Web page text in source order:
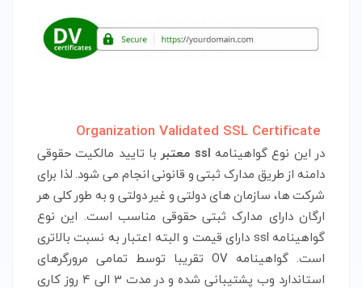
Organization Validated SSL Certificate
در این نوع گواهینامهssl معتبر
با تایید مالکیت حقوقی
دامنه از طریق مدارک ثبتی و قانونی انجام می شود. لذا برای
شرکت ها، سازمان های دولتی و غیر دولتی و به طور کلی هر
ارگان دارای مدارک ثبتی حقوقی مناسب است. این نوع
گواهینامه ssl دارای قیمت و البته اعتبار به نسبت بالاتری
است. گواهینامه OV تقریبا توسط تمامی مرورگرهای
استاندارد وب پشتیبانی شده و در مدت 3 الی 4 روز کاری